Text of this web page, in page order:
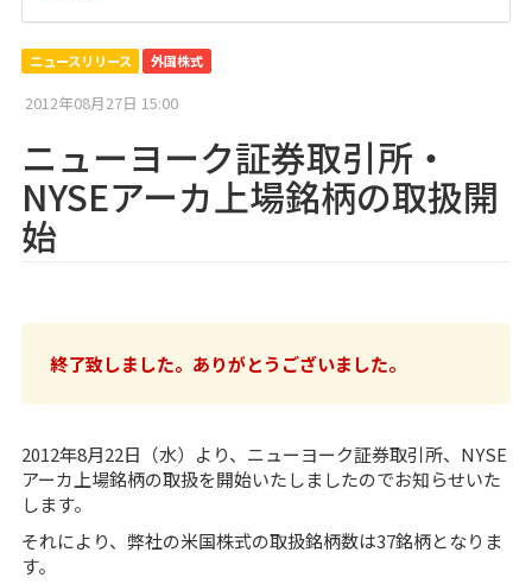
ニュースリリース 外国株式
2012年08月27日 15:00
ニューヨーク証券取引所・
NYSEアーカ上場銘柄の取扱開
始
終了致しました。ありがとうございました。
2012年8月22日（水）より、ニューヨーク証券取引所、NYSE
アーカ上場銘柄の取扱を開始いたしましたのでお知らせいた
します。
それにより、弊社の米国株式の取扱銘柄数は37銘柄となりま
す。